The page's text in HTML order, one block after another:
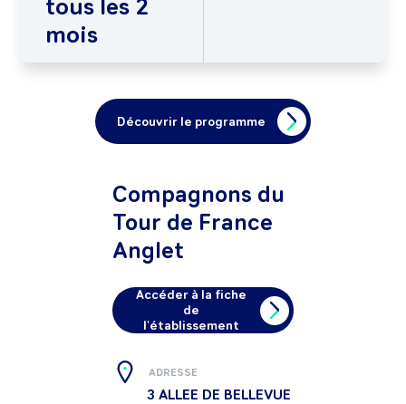
tous les 2
mois
Découvrir le programme
Compagnons du
Tour de France
Anglet
Accéder à la fiche
de
l'établissement
ADRESSE
3 ALLEE DE BELLEVUE